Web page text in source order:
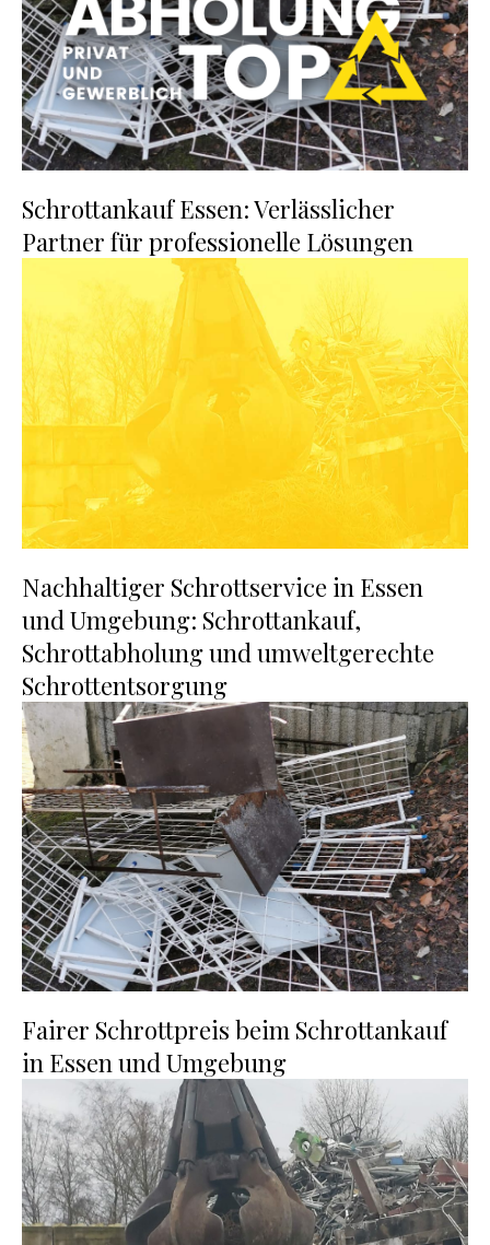
Schrottankauf Essen: Verlässlicher
Partner für professionelle Lösungen
Nachhaltiger Schrottservice in Essen
und Umgebung: Schrottankauf,
Schrottabholung und umweltgerechte
Schrottentsorgung
Fairer Schrottpreis beim Schrottankauf
in Essen und Umgebung